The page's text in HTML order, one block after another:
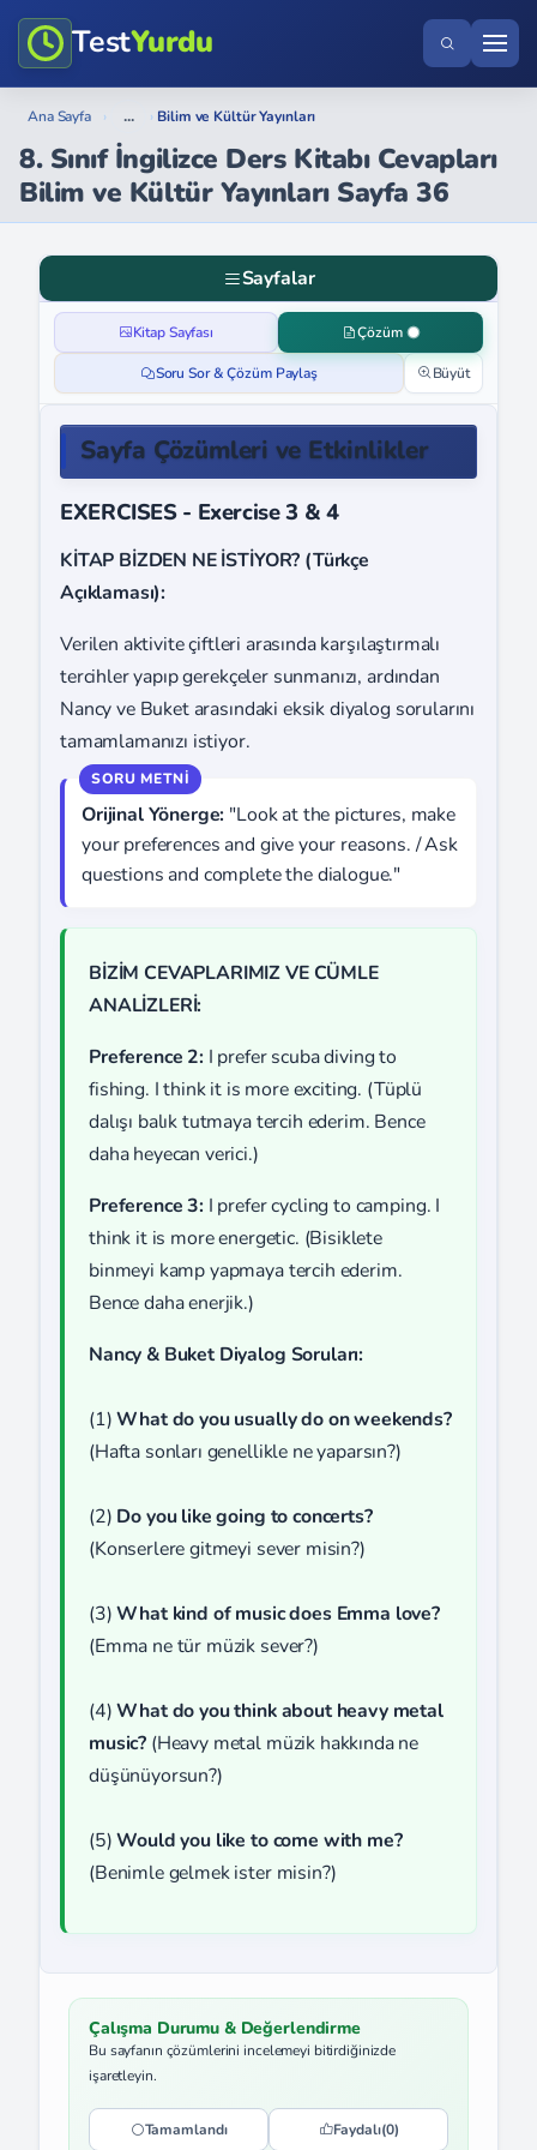
TestYurdu
Ana Sayfa › ... › Bilim ve Kültür Yayınları
8. Sınıf İngilizce Ders Kitabı Cevapları
Bilim ve Kültür Yayınları Sayfa 36
Sayfalar
Kitap Sayfası Çözüm
Soru Sor & Çözüm Paylaş Büyüt
Sayfa Çözümleri ve Etkinlikler
EXERCISES - Exercise 3 & 4
KİTAP BİZDEN NE İSTİYOR? (Türkçe
Açıklaması):
Verilen aktivite çiftleri arasında karşılaştırmalı
tercihler yapıp gerekçeler sunmanızı, ardından
Nancy ve Buket arasındaki eksik diyalog sorularını
tamamlamanızı istiyor.
Orijinal Yönerge: "Look at the pictures, make
your preferences and give your reasons. / Ask
questions and complete the dialogue."
BİZİM CEVAPLARIMIZ VE CÜMLE
ANALİZLERİ:
Preference 2: I prefer scuba diving to
fishing. I think it is more exciting. (Tüplü
dalışı balık tutmaya tercih ederim. Bence
daha heyecan verici.)
Preference 3: I prefer cycling to camping. I
think it is more energetic. (Bisiklete
binmeyi kamp yapmaya tercih ederim.
Bence daha enerjik.)
Nancy & Buket Diyalog Soruları:
(1)What do you usually do on weekends?
(Hafta sonları genellikle ne yaparsın?)
(2) Do you like going to concerts?
(Konserlere gitmeyi sever misin?)
(3)What kind of music does Emma love?
(Emma ne tür müzik sever?)
(4)What do you think about heavy metal
music? (Heavy metal müzik hakkında ne
düşünüyorsun?)
(5)Would you like to come with me?
(Benimle gelmek ister misin?)
Çalışma Durumu & Değerlendirme
Bu sayfanın çözümlerini incelemeyi bitirdiğinizde
işaretleyin.
Tamamlandı Faydalı(0)